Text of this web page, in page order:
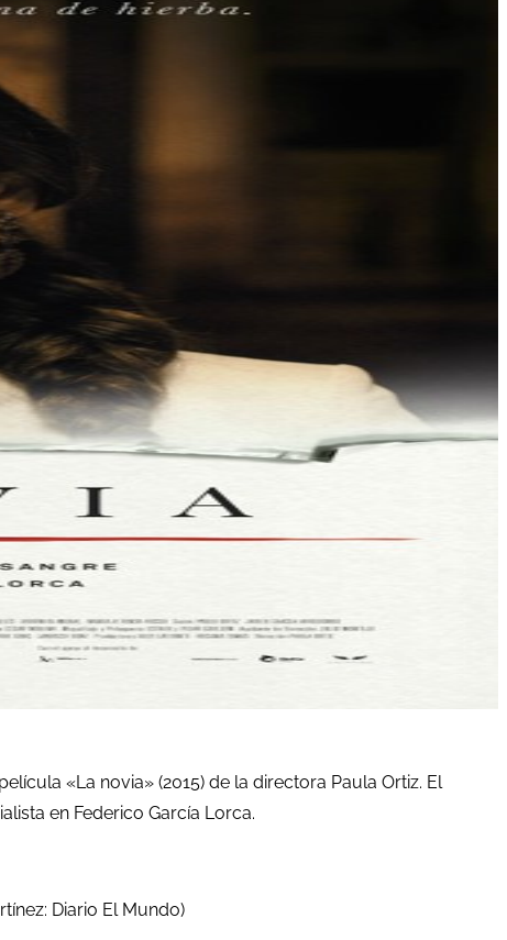
«La novia» (2015) de la directora Paula Ortiz. El
en Federico García Lorca.
Diario El Mundo)